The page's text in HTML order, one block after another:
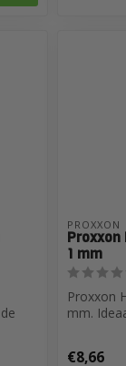
PROXXON
1 mm
Proxxon
mm.
€8,66